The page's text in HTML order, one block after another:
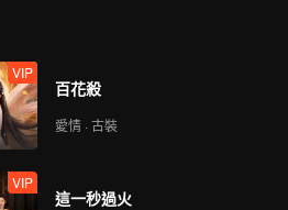
VIP
百花殺
愛情 · 古裝
VIP
這一秒過火